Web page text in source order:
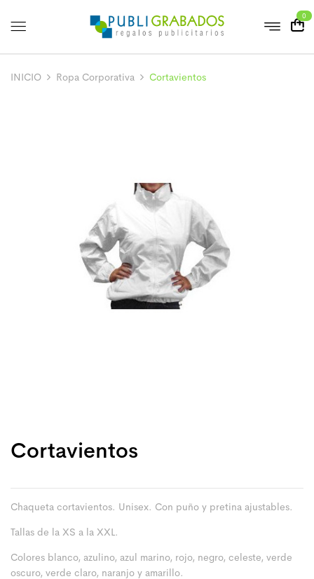
0
INICIO Ropa Corporativa Cortavientos
Cortavientos
Chaqueta cortavientos. Unisex. Con puño y pretina ajustables.
Tallas de la XS a la XXL.
Colores blanco, azulino, azul marino, rojo, negro, celeste, verde
oscuro, verde claro, naranjo y amarillo.